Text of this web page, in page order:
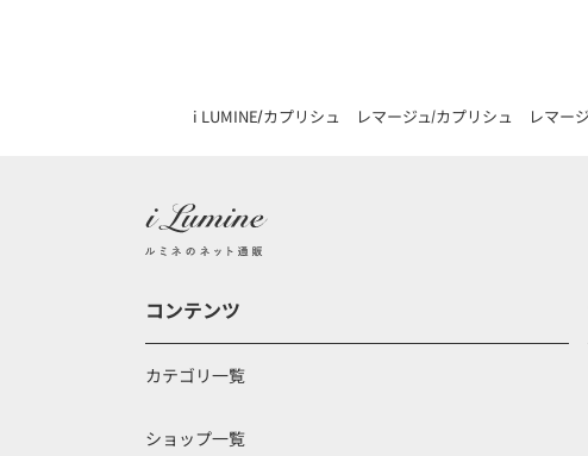
i LUMINE カプリシュ レマージュ カプリシュ レマー
コンテンツ
カテゴリ一覧
ショップ一覧